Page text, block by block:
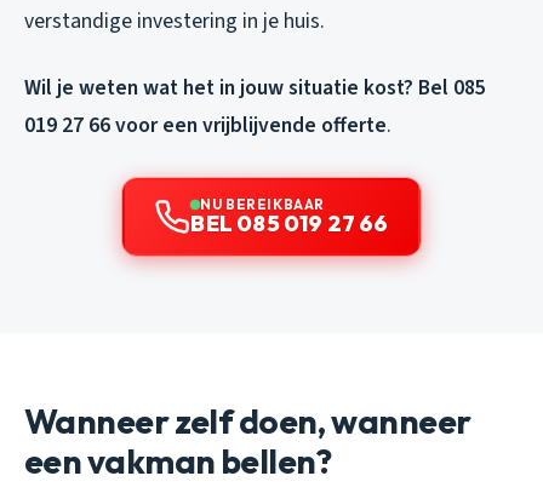
verstandige investering in je huis.
Wil je weten wat het in jouw situatie kost? Bel 085
019 27 66 voor een vrijblijvende offerte.
NU BEREIKBAAR
BEL 085 019 27 66
Wanneer zelf doen, wanneer
een vakman bellen?